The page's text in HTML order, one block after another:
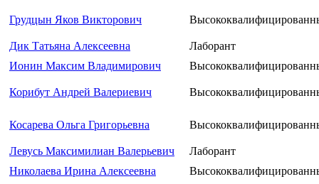
Грудцын Яков Викторович
Дик Татьяна Алексеевна
Лаборант
Ионин Максим Владимирович
Корибут Андрей Валериевич
Косарева Ольга Григорьевна
Левусь Максимилиан Валерьевич
Лаборант
Николаева Ирина Алексеевна